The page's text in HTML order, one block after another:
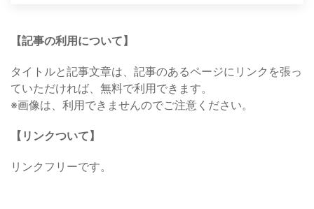
【記事の利用について】
タイトルと記事文章は、記事のあるページにリンクを張っ
ていただければ、無料で利用できます。
※画像は、利用できませんのでご注意ください。
【リンクついて】
リンクフリーです。